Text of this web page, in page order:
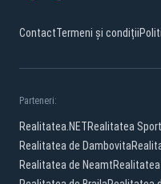
ContactTermeni și condiții
Parteneri:
Realitatea.NETRealitatea
Realitatea de Dambovita
Realitatea de Neamt